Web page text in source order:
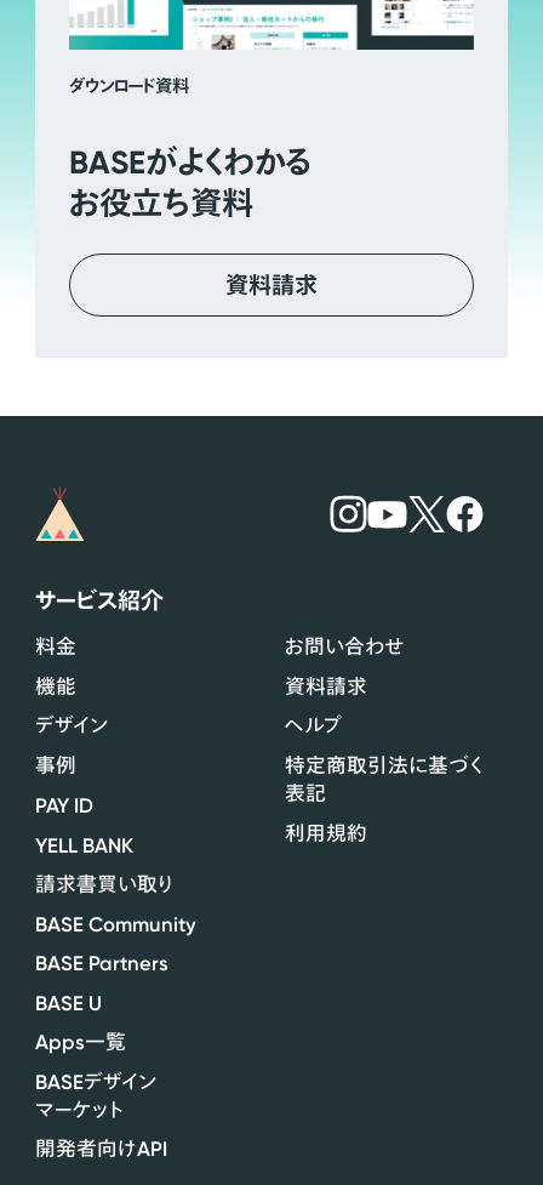
ダウンロード資料
BASEがよくわかる
お役立ち資料
資料請求
サービス紹介
料金
機能
デザイン
事例
PAY ID
YELL BANK
請求書買い取り
BASE Community
BASE Partners
BASE U
Apps一覧
BASEデザイン
マーケット
開発者向けAPI
お問い合わせ
資料請求
ヘルプ
特定商取引法に基づく
表記
利用規約